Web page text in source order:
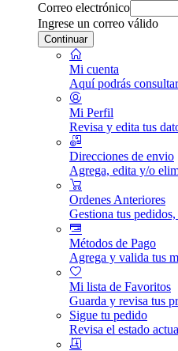
Correo electrónico
Ingrese un correo válido
Continuar
Mi cuenta
Aquí podrás
Mi Perfil
Revisa y edita tus
Direcciones de envio
Agrega, edita y/o
Ordenes Anteriores
Gestiona tus
Métodos de Pago
Agrega y valida tus
Mi lista de Favoritos
Guarda y revisa tus
Sigue tu pedido
Revisa el estado